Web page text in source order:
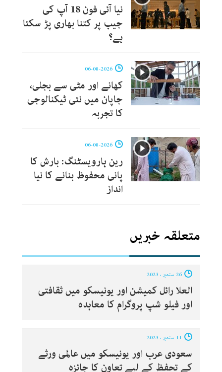
نیا آئی فون 18 آپ کی
جیب پر کتنا بھاری پڑ سکتا
ہے؟
کھانے اور مٹی سے بجلی،
جاپان میں نئی ٹیکنالوجی
کا تجربہ
رین ہارویسٹنگ: بارش کا
پانی محفوظ بنانے کا نیا
انداز
متعلقہ خبریں
العلا رائل کمیشن اور یونیسکو میں ثقافتی
اور فیلو شپ پروگرام کا معاہدہ
سعودی عرب اور یونیسکو میں عالمی ورثے
کے تحفظ کے لیے تعاون کا جائزہ